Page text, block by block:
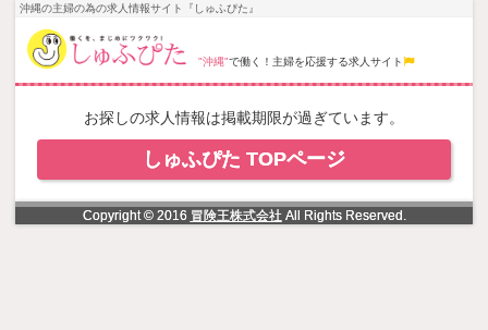
NowLoading
沖縄の主婦の為の求人情報サイト『しゅふぴた』
"沖縄"で働く！主婦を応援する求人サイト
お探しの求人情報は掲載期限が過ぎています。
しゅふぴた TOPページ
Copyright © 2016 冒険王株式会社All Rights Reserved.